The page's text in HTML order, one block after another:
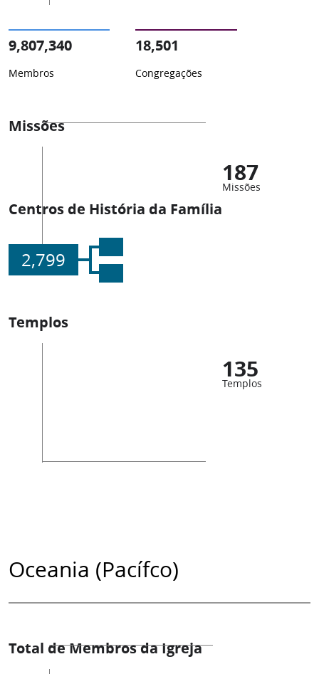
9,807,340
Membros
18,501
Congregações
Missões
187
Missões
Centros de História da Família
2,799
Templos
135
Templos
Oceania (Pacífco)
Total de Membros da Igreja